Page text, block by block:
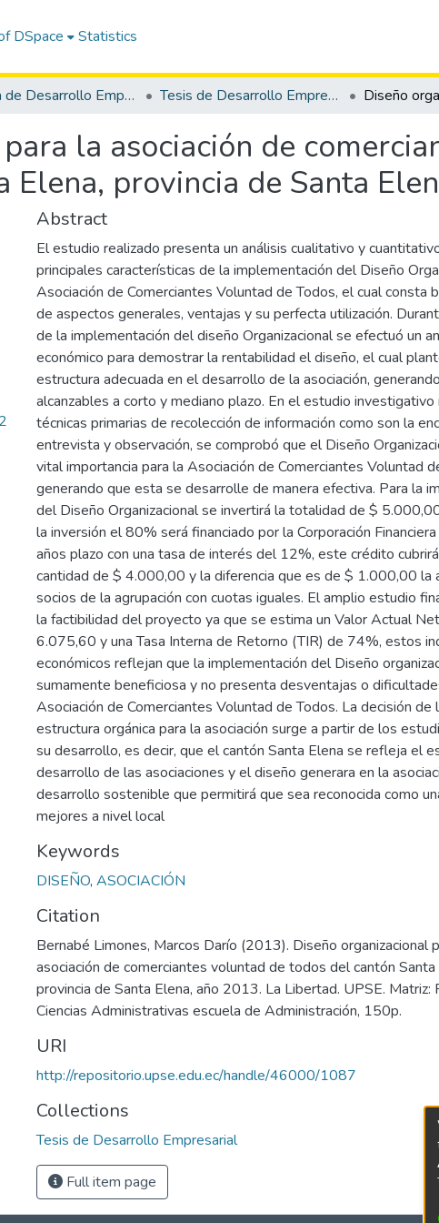
DSpace Statistics
Carrera de Desarrollo Empresarial Tesis de Desarrollo Empresarial
la asociación de
Elena, provincia de Santa
Abstract
El estudio realizado presenta un análisis cualitativo y
principales características de la implementación del Diseño
Asociación de Comerciantes Voluntad de Todos, el cual consta
de aspectos generales, ventajas y su perfecta utilización.
de la implementación del diseño Organizacional se efectuó un
económico para demostrar la rentabilidad el diseño, el cual
estructura adecuada en el desarrollo de la asociación,
alcanzables a corto y mediano plazo. En el estudio
técnicas primarias de recolección de información como son la
entrevista y observación, se comprobó que el Diseño
vital importancia para la Asociación de Comerciantes Voluntad
generando que esta se desarrolle de manera efectiva. Para la
del Diseño Organizacional se invertirá la totalidad de $
la inversión el 80% será financiado por la Corporación
años plazo con una tasa de interés del 12%, este crédito
cantidad de $ 4.000,00 y la diferencia que es de $ 1.000,00 la
socios de la agrupación con cuotas iguales. El amplio estudio
la factibilidad del proyecto ya que se estima un Valor Actual
6.075,60 y una Tasa Interna de Retorno (TIR) de 74%, estos
económicos reflejan que la implementación del Diseño
sumamente beneficiosa y no presenta desventajas o
Asociación de Comerciantes Voluntad de Todos. La decisión de
estructura orgánica para la asociación surge a partir de los
su desarrollo, es decir, que el cantón Santa Elena se refleja el
desarrollo de las asociaciones y el diseño generara en la
desarrollo sostenible que permitirá que sea reconocida como
mejores a nivel local
Keywords
DISEÑO, ASOCIACIÓN
Citation
Bernabé Limones, Marcos Darío (2013). Diseño organizacional
asociación de comerciantes voluntad de todos del cantón Santa
provincia de Santa Elena, año 2013. La Libertad. UPSE. Matriz:
Ciencias Administrativas escuela de Administración, 150p.
URI
http://repositorio.upse.edu.ec/handle/46000/1087
Collections
Tesis de Desarrollo Empresarial
Full item page